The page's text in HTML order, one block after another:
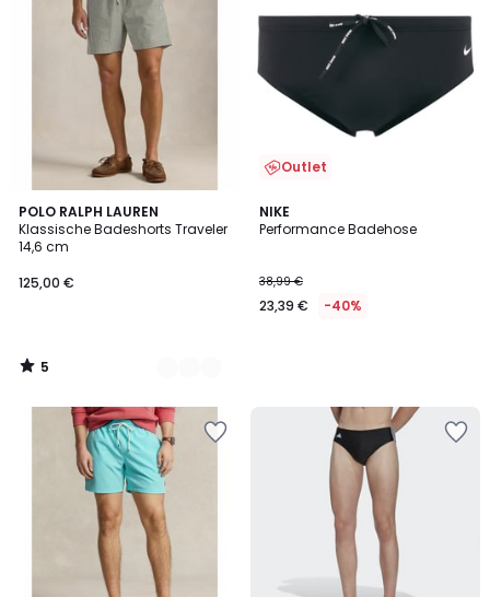
POLO RALPH LAUREN
Klassische Badeshorts Traveler
14,6 cm
125,00 €
5
/
5
4
Farben
5
/
Outlet
NIKE
Performance Badehose
38,99 €
23,39 € -40%